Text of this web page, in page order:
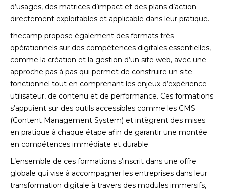
d’usages, des matrices d’impact et des plans d’action
directement exploitables et applicable dans leur pratique.
thecamp propose également des formats très
opérationnels sur des compétences digitales essentielles,
comme la création et la gestion d’un site web, avec une
approche pas à pas qui permet de construire un site
fonctionnel tout en comprenant les enjeux d’expérience
utilisateur, de contenu et de performance. Ces formations
s’appuient sur des outils accessibles comme les CMS
(Content Management System) et intègrent des mises
en pratique à chaque étape afin de garantir une montée
en compétences immédiate et durable.
L’ensemble de ces formations s’inscrit dans une offre
globale qui vise à accompagner les entreprises dans leur
transformation digitale à travers des modules immersifs,